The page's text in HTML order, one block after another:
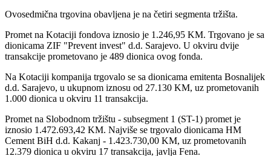
Ovosedmična trgovina obavljena je na četiri segmenta tržišta.
Promet na Kotaciji fondova iznosio je 1.246,95 KM. Trgovano je sa
dionicama ZIF "Prevent invest" d.d. Sarajevo. U okviru dvije
transakcije prometovano je 489 dionica ovog fonda.
Na Kotaciji kompanija trgovalo se sa dionicama emitenta Bosnalijek
d.d. Sarajevo, u ukupnom iznosu od 27.130 KM, uz prometovanih
1.000 dionica u okviru 11 transakcija.
Promet na Slobodnom tržištu - subsegment 1 (ST-1) promet je
iznosio 1.472.693,42 KM. Najviše se trgovalo dionicama HM
Cement BiH d.d. Kakanj - 1.423.730,00 KM, uz prometovanih
12.379 dionica u okviru 17 transakcija, javlja Fena.